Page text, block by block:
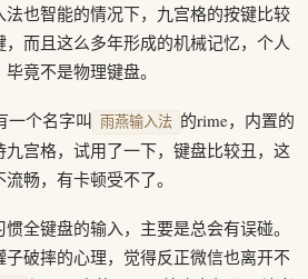
也智能的情况下，九宫格的按键比较
而且这么多年形成的机械记忆，个人
竟不是物理键盘。
一个名字叫 雨燕输入法 的rime，内置的
宫格，试用了一下，键盘比较丑，这
畅，有卡顿受不了。
全键盘的输入，主要是总会有误碰。
破摔的心理，觉得反正微信也离开不